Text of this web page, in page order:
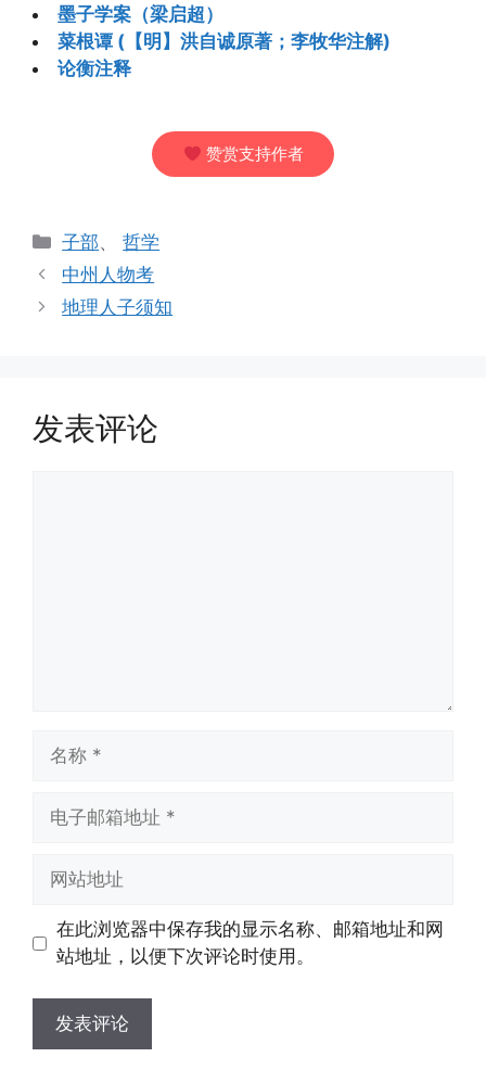
墨子学案（梁启超）
菜根谭 (【明】洪自诚原著；李牧华注解)
论衡注释
赞赏支持作者
分
类
子部、哲学
中州人物考
地理人子须知
发表评论
址
址
在此浏览器中保存我的显示名称、邮箱地址和网
站地址，以便下次评论时使用。